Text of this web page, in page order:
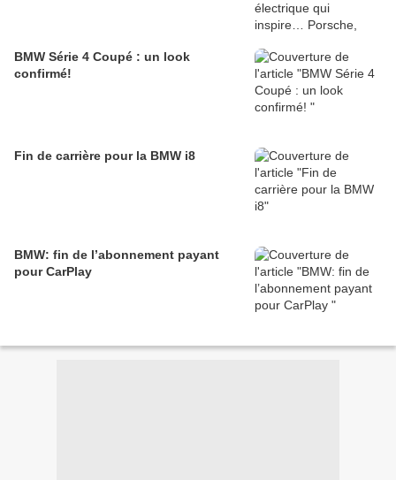
BMW Série 4 Coupé : un look
confirmé!
Fin de carrière pour la BMW i8
BMW: fin de l’abonnement payant
pour CarPlay